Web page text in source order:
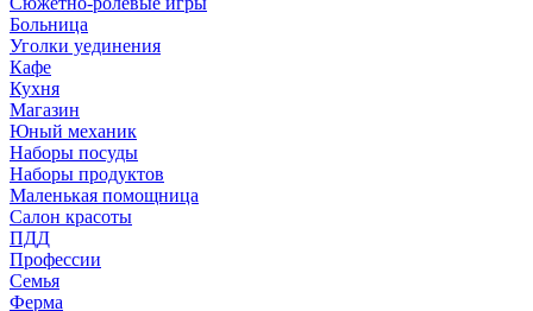
Больница
Уголки уединения
Кафе
Кухня
Магазин
Юный механик
Наборы посуды
Наборы продуктов
Маленькая помощница
Салон красоты
ПДД
Профессии
Семья
Ферма